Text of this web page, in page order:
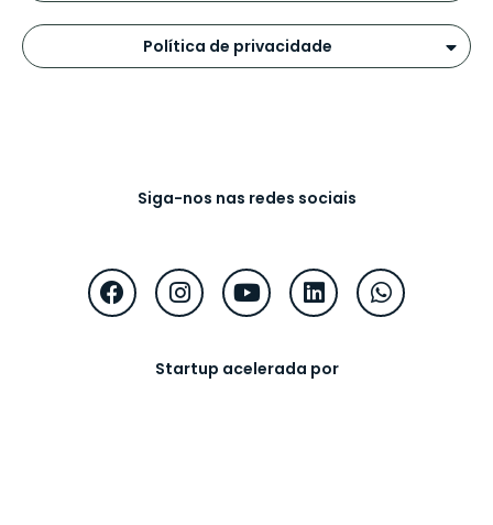
Política de privacidade
Siga-nos nas redes sociais
Startup acelerada por